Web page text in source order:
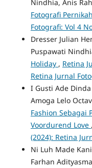
Nindhia, Anis
Fotografi
Fotografi: Vol 4
Dresser Julian
Puspawati
Holiday , Retina
Retina Jurnal
I Gusti Ade
Amoga Lelo
Fashion Sebagai
Voordurend Love ,
(2024): Retina
Ni Luh Made
Farhan